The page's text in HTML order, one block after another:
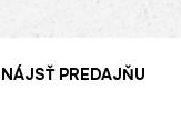
NÁJSŤ PREDAJŇU